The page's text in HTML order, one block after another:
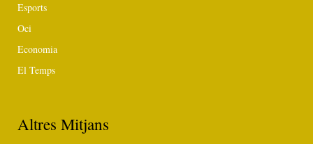
Esports
Oci
Economia
El Temps
Altres Mitjans